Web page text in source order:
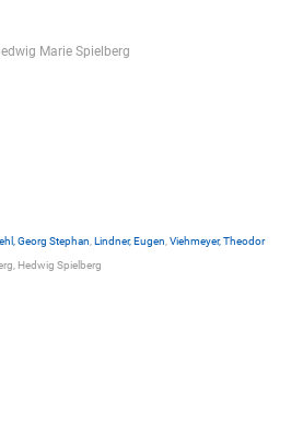
Marie Spielberg
Georg Stephan Lindner, Eugen Viehmeyer, Theodor
Hedwig Spielberg